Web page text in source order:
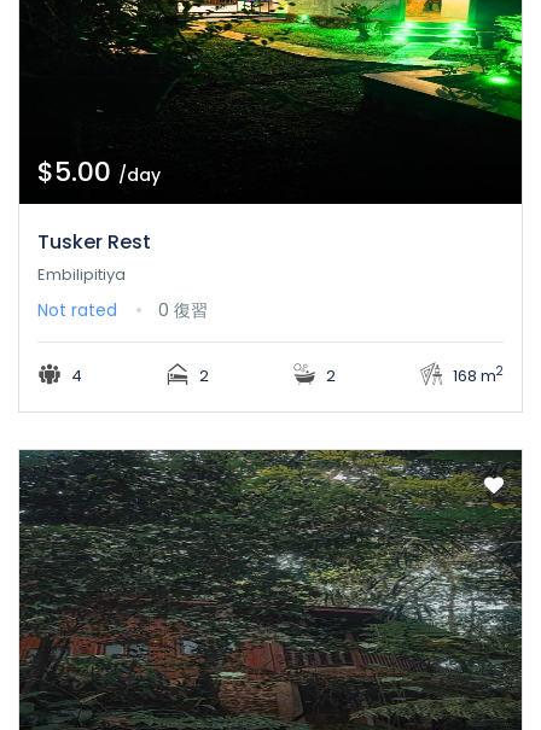
$5.00 /day
Tusker Rest
Embilipitiya
Not rated 0 復習
4 2 2 168 m2